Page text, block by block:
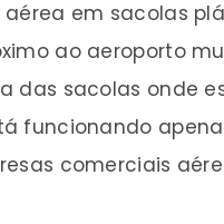
em sacolas
ao aeroporto
das sacolas onde
funcionando
comerciais